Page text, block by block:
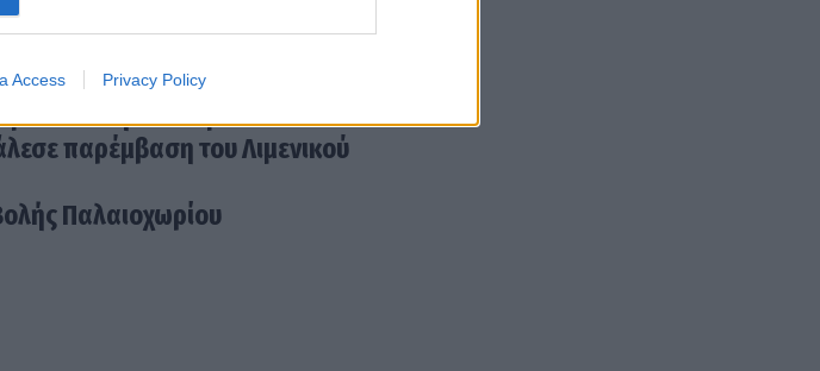
Access Privacy Policy
και την Παρασκευή 28
στην Καλαμάτα
παρέμβαση του Λιμενικού
Παλαιοχωρίου